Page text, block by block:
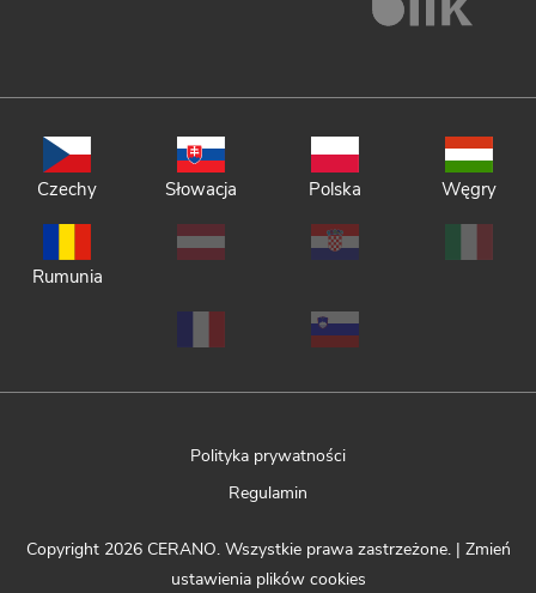
Czechy Słowacja Polska Węgry
Rumunia
Polityka prywatności
Regulamin
Copyright 2026 CERANO. Wszystkie prawa zastrzeżone. | Zmień
ustawienia plików cookies